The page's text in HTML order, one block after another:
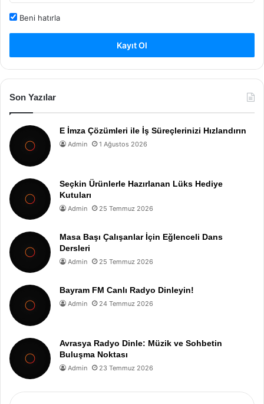
Beni hatırla
Kayıt Ol
Son Yazılar
E İmza Çözümleri ile İş Süreçlerinizi Hızlandırın
Admin 1 Ağustos 2026
Seçkin Ürünlerle Hazırlanan Lüks Hediye
Kutuları
Admin 25 Temmuz 2026
Masa Başı Çalışanlar İçin Eğlenceli Dans
Dersleri
Admin 25 Temmuz 2026
Bayram FM Canlı Radyo Dinleyin!
Admin 24 Temmuz 2026
Avrasya Radyo Dinle: Müzik ve Sohbetin
Buluşma Noktası
Admin 23 Temmuz 2026